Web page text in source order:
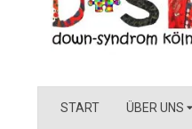
Navigation
START ÜBER UNS